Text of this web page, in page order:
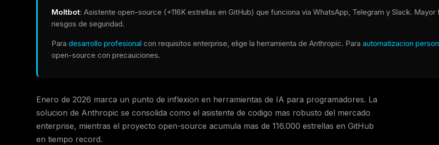
Moltbot: Asistente open-source (+116K estrellas en GitHub) que funciona via WhatsApp, Telegram y Slack. Mayor
riesgos de seguridad.
Para desarrollo profesional con requisitos enterprise, elige la herramienta de Anthropic. Para automatizacion
open-source con precauciones.
Enero de 2026 marca un punto de inflexion en herramientas de IA para programadores. La
solucion de Anthropic se consolida como el asistente de codigo mas robusto del mercado
enterprise, mientras el proyecto open-source acumula mas de 116.000 estrellas en GitHub
en tiempo record.